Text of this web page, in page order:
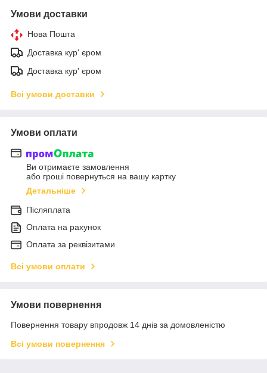
Умови доставки
Нова Пошта
Доставка кур' єром
Доставка кур' єром
Всі умови доставки
Умови оплати
Ви отримаєте замовлення
або гроші повернуться на вашу картку
Детальніше
Післяплата
Оплата на рахунок
Оплата за реквізитами
Всі умови оплати
Умови повернення
Повернення товару впродовж 14 днів за домовленістю
Всі умови повернення